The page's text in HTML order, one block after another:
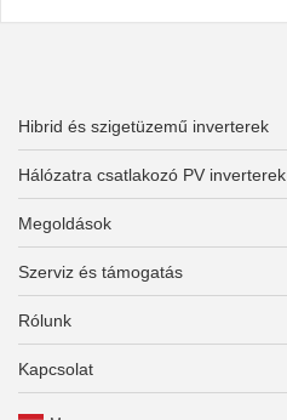
Hibrid és szigetüzemű inverterek
Hálózatra csatlakozó PV inverterek
Megoldások
Szerviz és támogatás
Rólunk
Kapcsolat